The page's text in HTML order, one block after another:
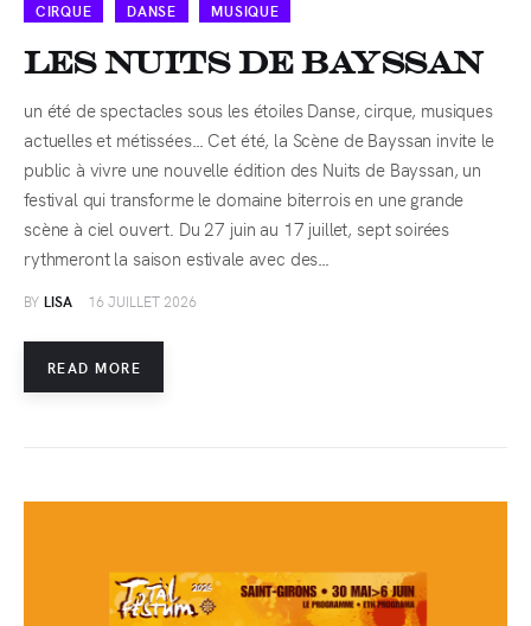
CIRQUE DANSE MUSIQUE
Les Nuits de Bayssan
un été de spectacles sous les étoiles Danse, cirque, musiques
actuelles et métissées… Cet été, la Scène de Bayssan invite le
public à vivre une nouvelle édition des Nuits de Bayssan, un
festival qui transforme le domaine biterrois en une grande
scène à ciel ouvert. Du 27 juin au 17 juillet, sept soirées
rythmeront la saison estivale avec des…
BY LISA 16 JUILLET 2026
READ MORE